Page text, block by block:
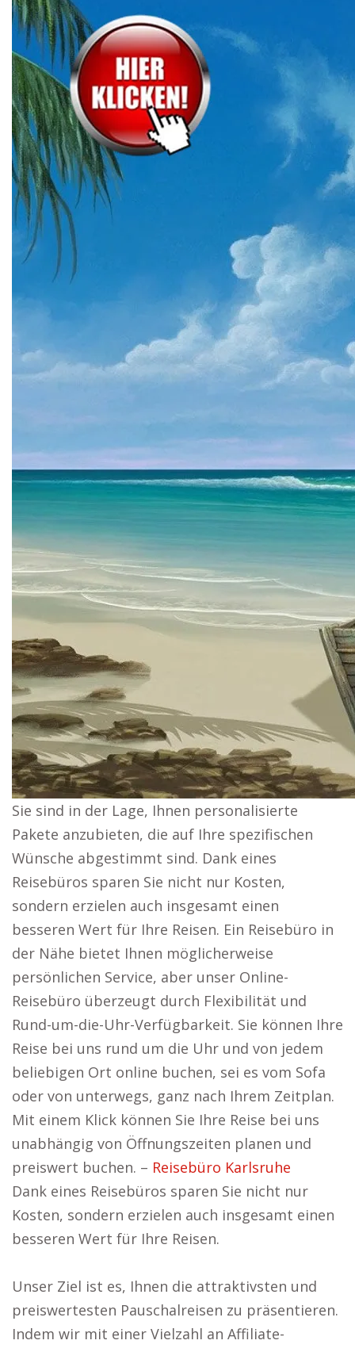
Sie sind in der Lage, Ihnen personalisierte
Pakete anzubieten, die auf Ihre spezifischen
Wünsche abgestimmt sind. Dank eines
Reisebüros sparen Sie nicht nur Kosten,
sondern erzielen auch insgesamt einen
besseren Wert für Ihre Reisen. Ein Reisebüro in
der Nähe bietet Ihnen möglicherweise
persönlichen Service, aber unser Online-
Reisebüro überzeugt durch Flexibilität und
Rund-um-die-Uhr-Verfügbarkeit. Sie können Ihre
Reise bei uns rund um die Uhr und von jedem
beliebigen Ort online buchen, sei es vom Sofa
oder von unterwegs, ganz nach Ihrem Zeitplan.
Mit einem Klick können Sie Ihre Reise bei uns
unabhängig von Öffnungszeiten planen und
preiswert buchen. – Reisebüro Karlsruhe
Dank eines Reisebüros sparen Sie nicht nur
Kosten, sondern erzielen auch insgesamt einen
besseren Wert für Ihre Reisen.
Unser Ziel ist es, Ihnen die attraktivsten und
preiswertesten Pauschalreisen zu präsentieren.
Indem wir mit einer Vielzahl an Affiliate-